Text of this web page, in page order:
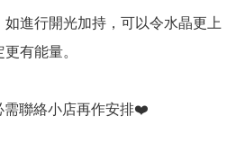
如進行開光加持，可以令水晶更上
有能量。
聯絡小店再作安排❤️